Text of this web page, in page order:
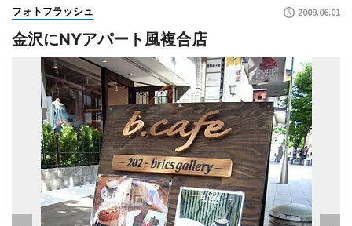
フォトフラッシュ 2009.06.01
金沢にNYアパート風複合店